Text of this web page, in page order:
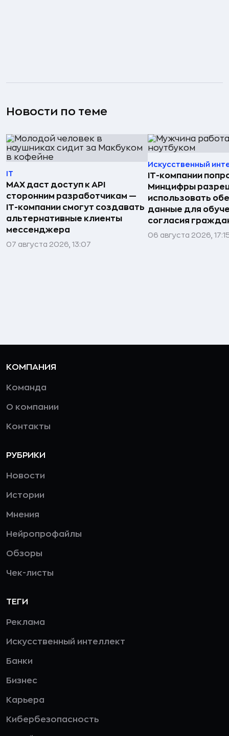
Новости по теме
IT
MAX даст доступ к API
сторонним разработчикам —
IT-компании смогут создавать
альтернативные клиенты
мессенджера
07 августа 2026, 13:07
Искусственный
IT-компании
Минцифры
использовать
данные для
согласия
06 августа 2026,
КОМПАНИЯ
Команда
О компании
Контакты
РУБРИКИ
Новости
Истории
Мнения
Нейропрофайлы
Обзоры
Чек-листы
ТЕГИ
Реклама
Искусственный интеллект
Банки
Бизнес
Карьера
Кибербезопасность